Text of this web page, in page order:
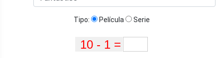
Tipo: Película Serie